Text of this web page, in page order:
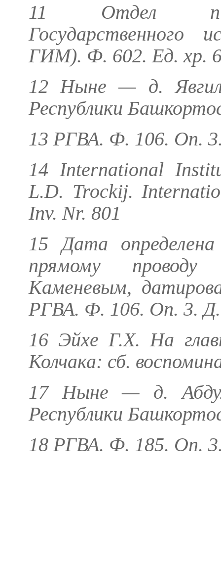
11 Отдел
Государственного
ГИМ). Ф. 602. Ед. хр.
12 Ныне — д.
Республики
13 РГВА. Ф. 106. Оп.
14 International
L.D. Trockij.
Inv. Nr. 801
15 Дата
прямому
Каменевым,
РГВА. Ф. 106. Оп. 3.
16 Эйхе Г.Х. На
Колчака: сб.
17 Ныне — д.
Республики
18 РГВА. Ф. 185. Оп.